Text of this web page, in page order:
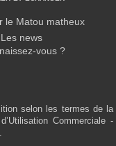
le Matou matheux
Les news
vous ?
selon les termes de la
Commerciale -